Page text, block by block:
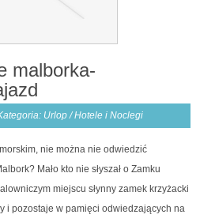
malborka-
Urlop / Hotele i Noclegi
nie można nie odwiedzić
Mało kto nie słyszał o Zamku
miejscu słynny zamek krzyżacki
i pozostaje w pamięci odwiedzających na